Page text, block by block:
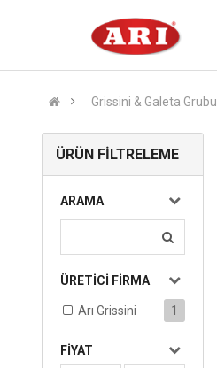
Grissini & Galeta Grubu
ÜRÜN FILTRELEME
ARAMA
ÜRETICI FIRMA
Arı Grissini 1
FIYAT
(0)
Mevcut: 95 Satıldı: